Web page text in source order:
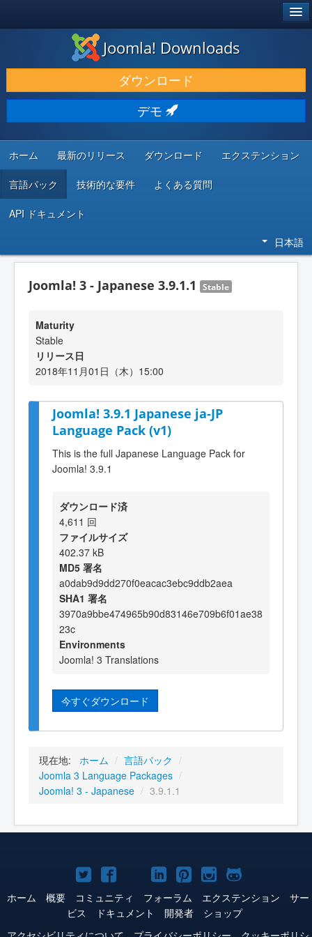
ダウンロードと機能拡張
発見と学び
コミュニティとサポート
開発者向けリソース
Joomla! Downloads
ダウンロード
デモ
ホーム 最新のリリース ダウンロード エクステンション
言語パック 技術的な要件 よくある質問
API ドキュメント
日本語
Joomla! 3 - Japanese 3.9.1.1 Stable
Maturity
Stable
リリース日
2018年11月01日（木）15:00
Joomla! 3.9.1 Japanese ja-JP
Language Pack (v1)
This is the full Japanese Language Pack for
Joomla! 3.9.1
ダウンロード済
4,611 回
ファイルサイズ
402.37 kB
MD5 署名
a0dab9d9dd270f0eacac3ebc9ddb2aea
SHA1 署名
3970a9bbe474965b90d83146e709b6f01ae38
23c
Environments
Joomla! 3 Translations
今すぐダウンロード
現在地: ホーム / 言語パック /
Joomla 3 Language Packages /
Joomla! 3 - Japanese / 3.9.1.1
Joomla!
Twitter
Joomla!
Facebook
Joomla!
YouTube
Joomla!
LinkedIn
Joomla!
Pinterest
Joomla!
Instagram
Joomla!
GitHub
ホーム 概要 コミュニティ フォーラム エクステンション
サー
ビス
ドキュメント 開発者
ショップ